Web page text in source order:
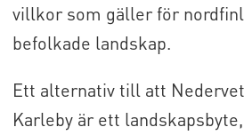
villkor som gäller för
befolkade landskap.
Ett alternativ till att
Karleby är ett